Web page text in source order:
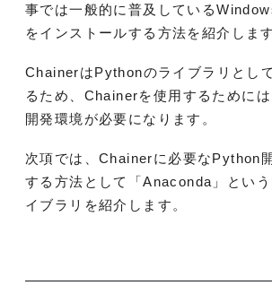
事では一般的に普及している
をインストールする方法を紹介します
ChainerはPythonのライブラリとし
るため、Chainerを使用するために
開発環境が必要になります。
次項では、Chainerに必要なPython
する方法として「Anaconda」とい
イブラリを紹介します。